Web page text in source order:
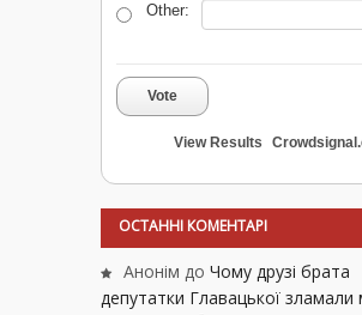
Other:
Vote
View Results
ОСТАННІ КОМЕНТАРІ
Анонім до Чому друзі брата
депутатки Главацької